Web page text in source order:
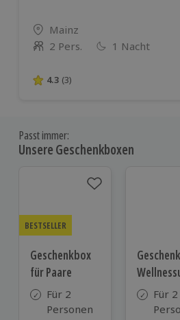
Standort
Mainz
Anzahl der Teilnehmer
2 Pers. 1 Nacht
4.3 von 5 Sternen basierend
4.3 (3)
Passt immer:
Unsere Geschenkboxen
BESTSELLER
Geschenkbox
für Paare
Für 2
Personen
Für 2